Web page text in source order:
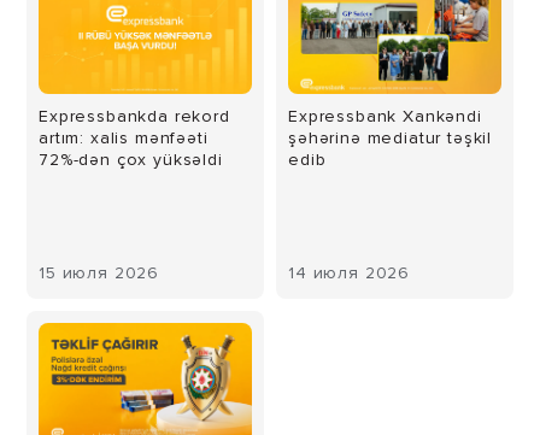
Expressbankda rekord
artım: xalis mənfəəti
72%-dən çox yüksəldi
15 июля 2026
Expressbank Xankəndi
şəhərinə mediatur təşkil
edib
14 июля 2026